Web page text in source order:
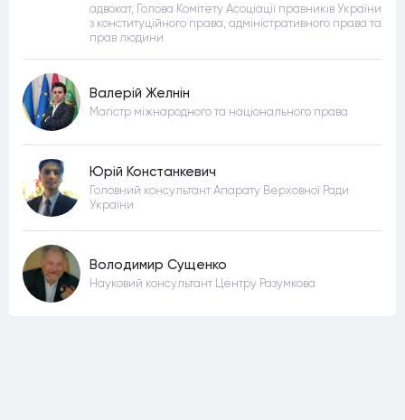
адвокат, Голова Комітету Асоціації правників України
з конституційного права, адміністративного права та
прав людини
Валерій Желнін
Магістр міжнародного та національного права
Юрій Констанкевич
Головний консультант Апарату Верховної Ради
України
Володимир Сущенко
Науковий консультант Центру Разумкова